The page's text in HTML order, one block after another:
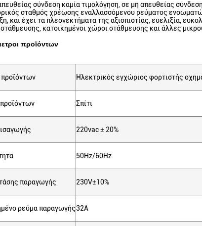
σύνδεση καμία τιμολόγηση, σε μη απευθείας
σταθμός χρέωσης εναλλασσόμενου ρεύματος
και έχει τα πλεονεκτήματα της αξιοπιστίας, ευελιξία,
κατοικημένοι χώροι στάθμευσης και άλλες
προϊόντων
Ηλεκτρικός εγχώριος φορτιστής
Σπίτι
220vac ± 20%
50Hz/60Hz
παραγωγής 230V±10%
ρεύμα παραγωγής32A